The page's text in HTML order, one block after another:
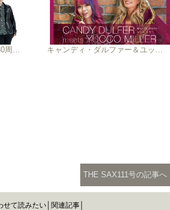
THE SAX111号の記事へ
せて読みたい│関連記事│